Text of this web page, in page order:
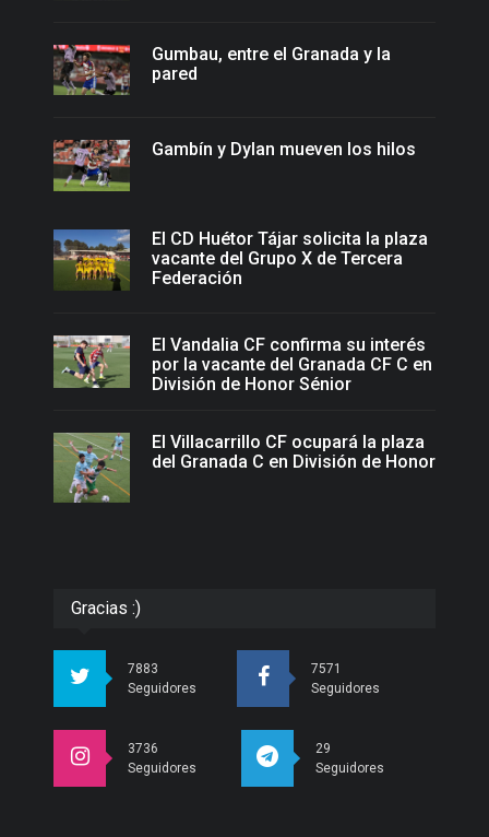
Gumbau, entre el Granada y la
pared
Gambín y Dylan mueven los hilos
El CD Huétor Tájar solicita la plaza
vacante del Grupo X de Tercera
Federación
El Vandalia CF confirma su interés
por la vacante del Granada CF C en
División de Honor Sénior
El Villacarrillo CF ocupará la plaza
del Granada C en División de Honor
Gracias :)
7883
Seguidores
7571
Seguidores
3736
Seguidores
29
Seguidores